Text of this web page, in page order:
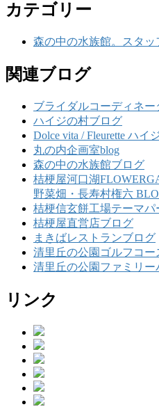
カテゴリー
森の中の水族館。スタッ
関連ブログ
ブライダルコーディネー
ハイジの村ブログ
Dolce vita / Fleurette ハイ
丸の内企画室blog
森の中の水族館ブログ
桔梗屋河口湖
野菜畑・長寿村権六
桔梗信玄餅工場テーマパ
桔梗屋直営店ブログ
まきばレストランブログ
清里丘の公園ゴルフコー
清里丘の公園ファミリ
リンク